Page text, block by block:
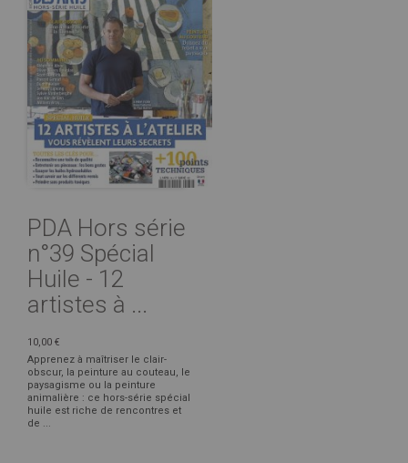
PDA Hors série
n°39 Spécial
Huile - 12
artistes à ...
10,00 €
Apprenez à maîtriser le clair-
obscur, la peinture au couteau, le
paysagisme ou la peinture
animalière : ce hors-série spécial
huile est riche de rencontres et
de ...